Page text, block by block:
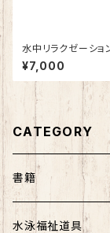
水中リラクゼーショ
会
¥7,000
CATEGORY
書籍
水泳福祉道具